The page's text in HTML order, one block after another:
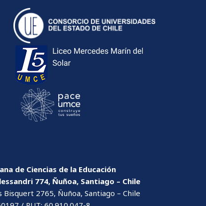
de Ciencias de la Educación
774, Ñuñoa, Santiago – Chile
Bisquert 2765, Ñuñoa, Santiago – Chile